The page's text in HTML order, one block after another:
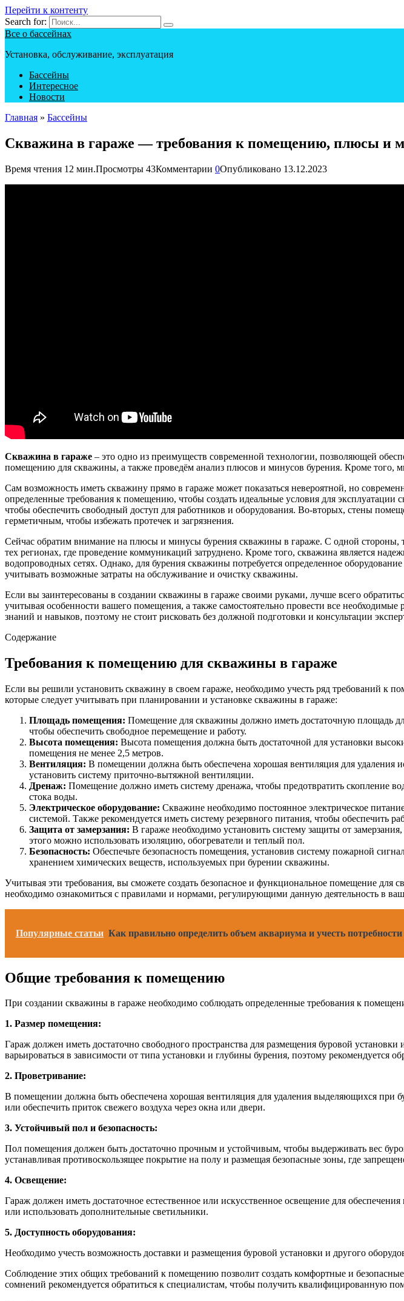
Перейти к контенту
Search for:
Все о бассейнах
Установка, обслуживание, эксплуатация
Бассейны
Интересное
Новости
Главная » Бассейны
Скважина в гараже — требования к помещению, плюсы и
Время чтения 12 мин.Просмотры 43Комментарии 0Опубликовано 13.12.2023
Скважина в гараже – это одно из преимуществ современной технологии, позволяющей
помещению для скважины, а также проведём анализ плюсов и минусов бурения. Кроме того,
Сам возможность иметь скважину прямо в гараже может показаться невероятной, но
определенные требования к помещению, чтобы создать идеальные условия для
чтобы обеспечить свободный доступ для работников и оборудования. Во-вторых, стены
герметичным, чтобы избежать протечек и загрязнения.
Сейчас обратим внимание на плюсы и минусы бурения скважины в гараже. С одной стороны,
тех регионах, где проведение коммуникаций затруднено. Кроме того, скважина является
водопроводных сетях. Однако, для бурения скважины потребуется определенное
учитывать возможные затраты на обслуживание и очистку скважины.
Если вы заинтересованы в создании скважины в гараже своими руками, лучше всего
учитывая особенности вашего помещения, а также самостоятельно провести все
знаний и навыков, поэтому не стоит рисковать без должной подготовки и консультации
Содержание
Требования к помещению для скважины в гараже
Если вы решили установить скважину в своем гараже, необходимо учесть ряд требований к
которые следует учитывать при планировании и установке скважины в гараже:
Площадь помещения: Помещение для скважины должно иметь достаточную площадь
чтобы обеспечить свободное перемещение и работу.
Высота помещения: Высота помещения должна быть достаточной для установки
помещения не менее 2,5 метров.
Вентиляция: В помещении должна быть обеспечена хорошая вентиляция для удаления
установить систему приточно-вытяжной вентиляции.
Дренаж: Помещение должно иметь систему дренажа, чтобы предотвратить скопление
стока воды.
Электрическое оборудование: Скважине необходимо постоянное электрическое
системой. Также рекомендуется иметь систему резервного питания, чтобы обеспечить
Защита от замерзания: В гараже необходимо установить систему защиты от
этого можно использовать изоляцию, обогреватели и теплый пол.
Безопасность: Обеспечьте безопасность помещения, установив систему пожарной
хранением химических веществ, используемых при бурении скважины.
Учитывая эти требования, вы сможете создать безопасное и функциональное помещение
необходимо ознакомиться с правилами и нормами, регулирующими данную деятельность в
Популярные статьи Как правильно определить объем аквариума и учесть
Общие требования к помещению
При создании скважины в гараже необходимо соблюдать определенные требования к
1. Размер помещения:
Гараж должен иметь достаточно свободного пространства для размещения буровой
варьироваться в зависимости от типа установки и глубины бурения, поэтому рекомендуется
2. Проветривание:
В помещении должна быть обеспечена хорошая вентиляция для удаления выделяющихся при
или обеспечить приток свежего воздуха через окна или двери.
3. Устойчивый пол и безопасность:
Пол помещения должен быть достаточно прочным и устойчивым, чтобы выдерживать вес
устанавливая противоскользящее покрытие на полу и размещая безопасные зоны, где
4. Освещение:
Гараж должен иметь достаточное естественное или искусственное освещение для
или использовать дополнительные светильники.
5. Доступность оборудования:
Необходимо учесть возможность доставки и размещения буровой установки и другого
Соблюдение этих общих требований к помещению позволит создать комфортные и
сомнений рекомендуется обратиться к специалистам, чтобы получить квалифицированную